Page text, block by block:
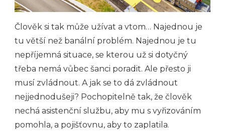
Člověk si tak může užívat a vtom… Najednou je
tu větší než banální problém. Najednou je tu
nepříjemná situace, se kterou už si dotyčný
třeba nemá vůbec šanci poradit. Ale přesto ji
musí zvládnout. A jak se to dá zvládnout
nejjednodušeji? Pochopitelně tak, že člověk
nechá asistenční službu, aby mu s vyřizováním
pomohla, a pojišťovnu, aby to zaplatila.